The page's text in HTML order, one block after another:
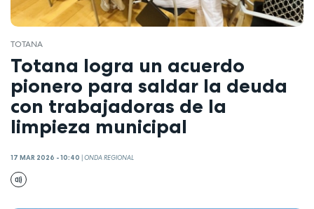
TOTANA
Totana logra un acuerdo
pionero para saldar la deuda
con trabajadoras de la
limpieza municipal
17 MAR 2026 - 10:40 |ONDA REGIONAL